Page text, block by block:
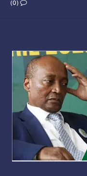
(0)